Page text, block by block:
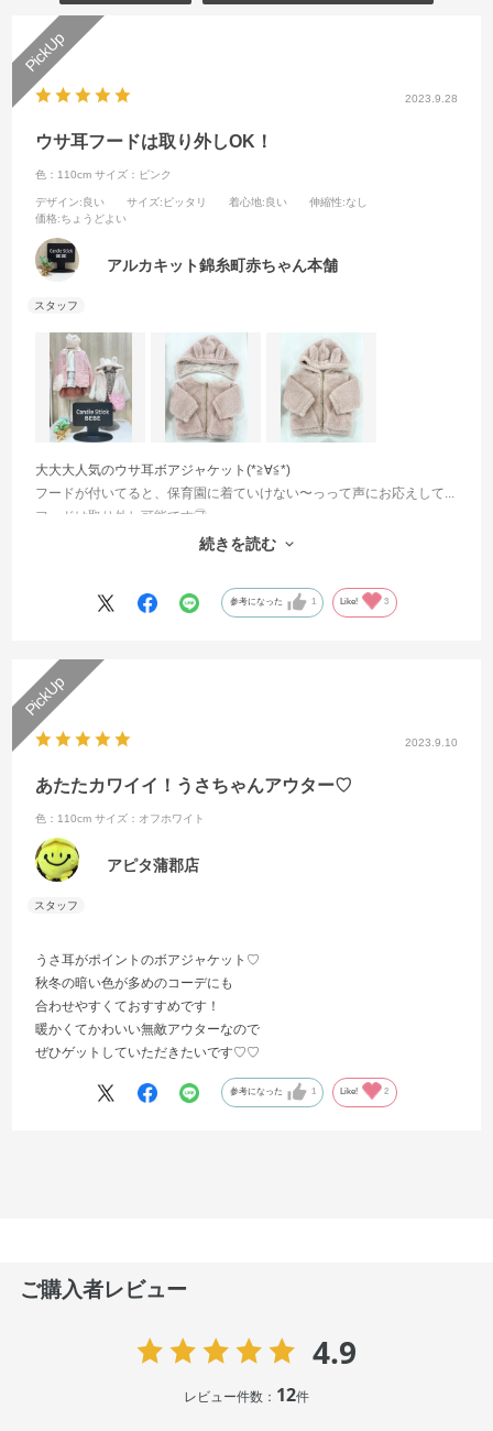
2023.9.28
ウサ耳フードは取り外しOK！
色：110cm サイズ：ピンク
デザイン:良い サイズ:ピッタリ 着心地:良い 伸縮性:なし
価格:ちょうどよい
アルカキット錦糸町赤ちゃん本舗
大大大人気のウサ耳ボアジャケット(*≧∀≦*)
フードが付いてると、保育園に着ていけない〜っって声にお応えして...
フードは取り外し可能です🉑
お子様の大好きなジャケットで通園もお出かけも、バッチリの1枚です
続きを読む
参考になった 1 Like! 3
2023.9.10
あたたカワイイ！うさちゃんアウター♡
色：110cm サイズ：オフホワイト
アピタ蒲郡店
うさ耳がポイントのボアジャケット♡
秋冬の暗い色が多めのコーデにも
合わせやすくておすすめです！
暖かくてかわいい無敵アウターなので
ぜひゲットしていただきたいです♡♡
参考になった 1 Like! 2
ご購入者レビュー
4.9
レビュー件数： 12件